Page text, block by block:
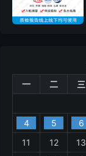
一
二 三
4
5 6
11
12 13